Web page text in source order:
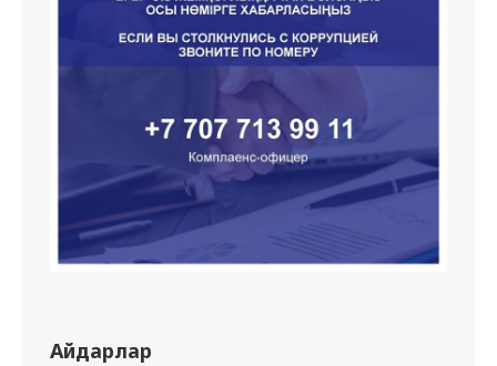
Айдарлар